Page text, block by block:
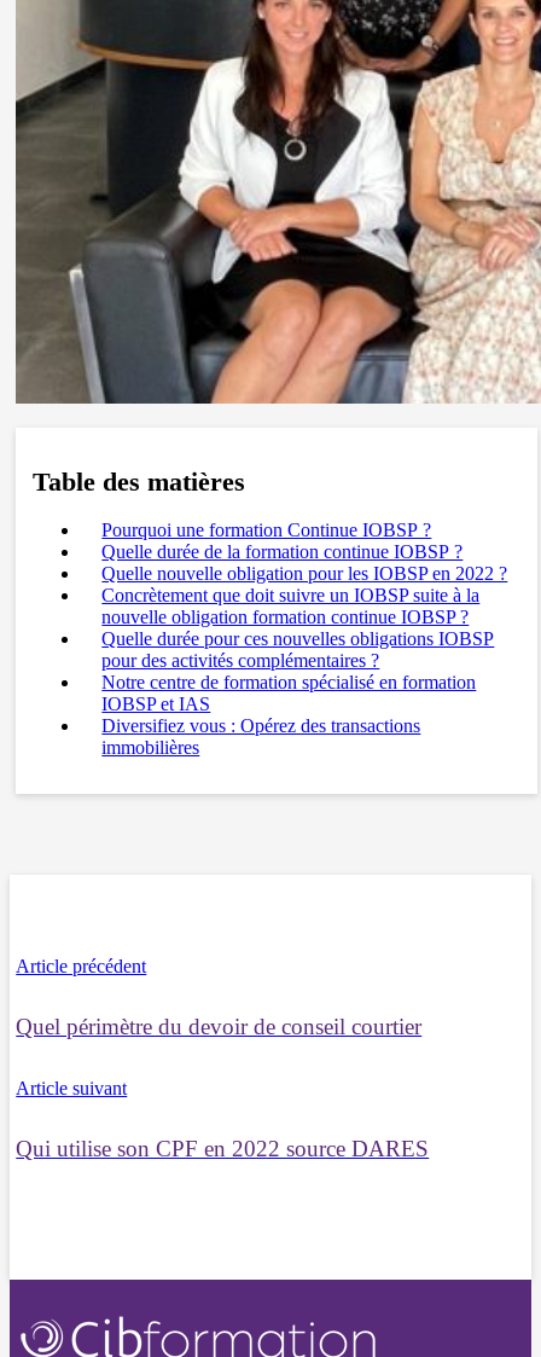
Table des matières
Pourquoi une formation Continue IOBSP ?
Quelle durée de la formation continue IOBSP ?
Quelle nouvelle obligation pour les IOBSP en 2022 ?
Concrètement que doit suivre un IOBSP suite à la
nouvelle obligation formation continue IOBSP ?
Quelle durée pour ces nouvelles obligations IOBSP
pour des activités complémentaires ?
Notre centre de formation spécialisé en formation
IOBSP et IAS
Diversifiez vous : Opérez des transactions
immobilières
Article précédent
Quel périmètre du devoir de conseil courtier
Article suivant
Qui utilise son CPF en 2022 source DARES